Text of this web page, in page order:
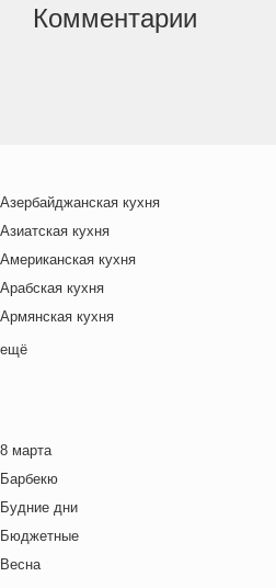
Комментарии
Азербайджанская кухня
Азиатская кухня
Американская кухня
Арабская кухня
Армянская кухня
Белорусская
Венгерская кухня
Греческая кухня
Грузинская кухня
Еврейская кухня
Европейская кухня
ещё
8 марта
Барбекю
Будние дни
Бюджетные
Весна